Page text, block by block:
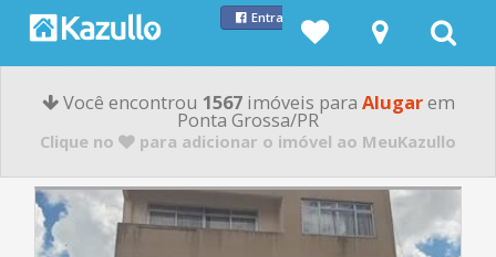
Entrar com Facebook
Você encontrou 1567imóveis para Alugarem
Ponta Grossa/PR
Clique no para adicionar o imóvel ao MeuKazullo